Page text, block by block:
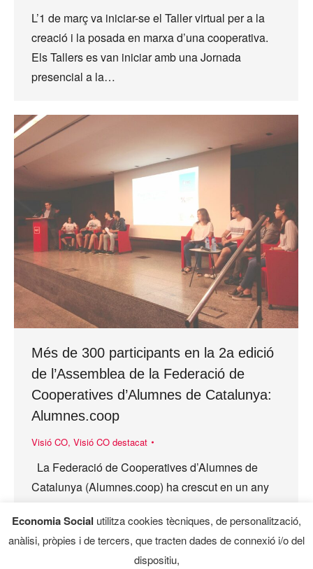
L’1 de març va iniciar-se el Taller virtual per a la
creació i la posada en marxa d’una cooperativa.
Els Tallers es van iniciar amb una Jornada
presencial a la…
Més de 300 participants en la 2a edició
de l’Assemblea de la Federació de
Cooperatives d’Alumnes de Catalunya:
Alumnes.coop
Visió CO, Visió CO destacat
La Federació de Cooperatives d’Alumnes de
Catalunya (Alumnes.coop) ha crescut en un any
passant de les 60 a les 84, i preveu…
Economia Social utilitza cookies tècniques, de personalització,
anàlisi, pròpies i de tercers, que tracten dades de connexió i/o del
dispositiu,